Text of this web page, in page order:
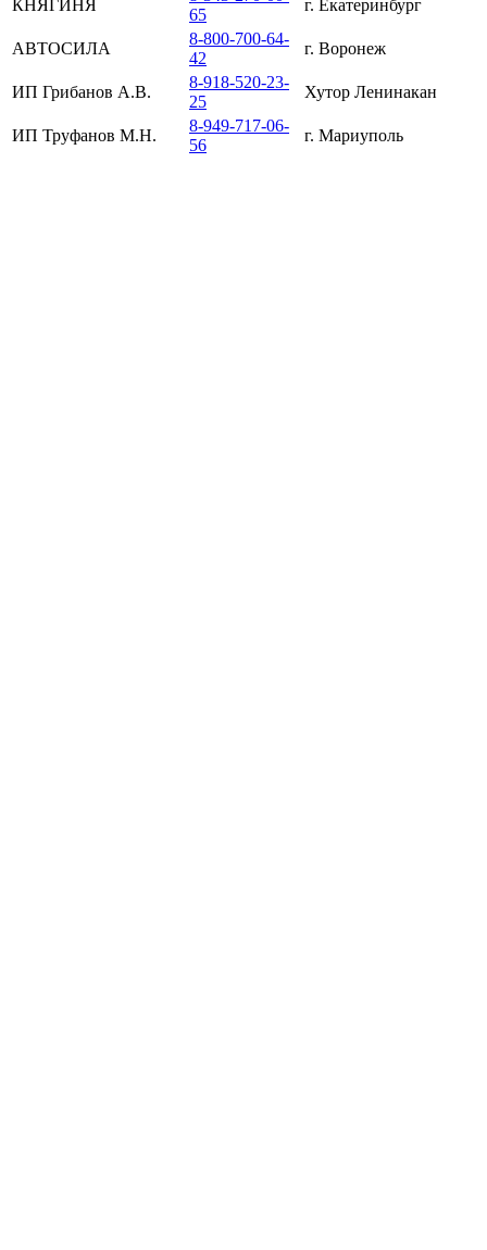
КНЯГИНЯ
65
г. Екатеринбург
АВТОСИЛА
8-800-700-64-
42
г. Воронеж
ИП Грибанов А.В.
8-918-520-23-
25
Хутор Ленинакан
ИП Труфанов М.Н.
8-949-717-06-
56
г. Мариуполь